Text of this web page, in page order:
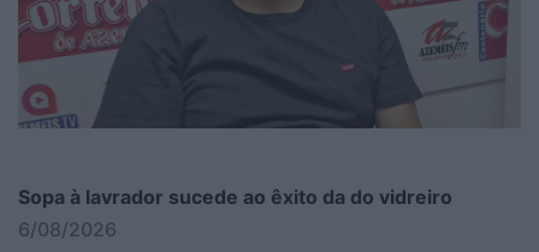
Sopa à lavrador sucede ao êxito da do vidreiro
6/08/2026